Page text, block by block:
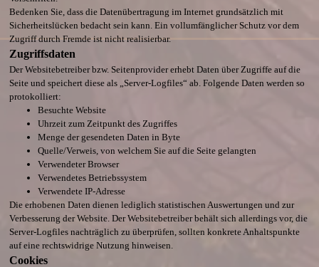
Bedenken Sie, dass die Datenübertragung im Internet grundsätzlich mit
Sicherheitslücken bedacht sein kann. Ein vollumfänglicher Schutz vor dem
Zugriff durch Fremde ist nicht realisierbar.
Zugriffsdaten
Der Websitebetreiber bzw. Seitenprovider erhebt Daten über Zugriffe auf die
Seite und speichert diese als „Server-Logfiles“ ab. Folgende Daten werden so
protokolliert:
Besuchte Website
Uhrzeit zum Zeitpunkt des Zugriffes
Menge der gesendeten Daten in Byte
Quelle/Verweis, von welchem Sie auf die Seite gelangten
Verwendeter Browser
Verwendetes Betriebssystem
Verwendete IP-Adresse
Die erhobenen Daten dienen lediglich statistischen Auswertungen und zur
Verbesserung der Website. Der Websitebetreiber behält sich allerdings vor, die
Server-Logfiles nachträglich zu überprüfen, sollten konkrete Anhaltspunkte
auf eine rechtswidrige Nutzung hinweisen.
Cookies